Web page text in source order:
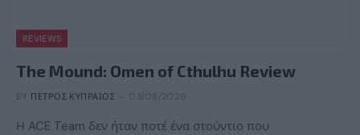
REVIEWS
The Mound: Omen of Cthulhu Review
BY ΠΈΤΡΟΣ ΚΥΠΡΑΊΟΣ 03/08/2026
Η ACE Team δεν ήταν ποτέ ένα στούντιο που